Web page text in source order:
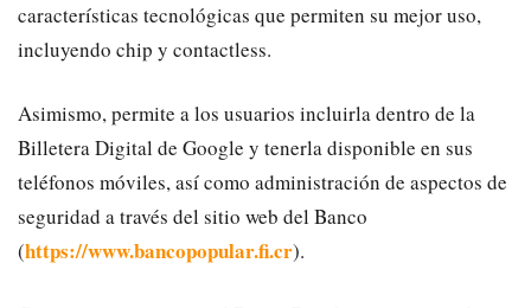
características tecnológicas que permiten su mejor uso,
incluyendo chip y contactless.
Asimismo, permite a los usuarios incluirla dentro de la
Billetera Digital de Google y tenerla disponible en sus
teléfonos móviles, así como administración de aspectos de
seguridad a través del sitio web del Banco
(https://www.bancopopular.fi.cr).